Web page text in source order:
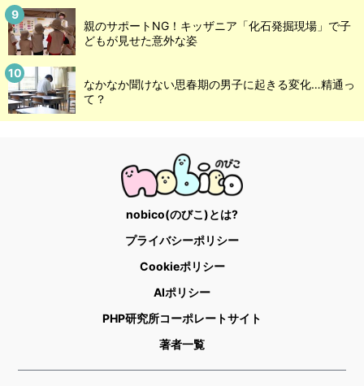
親のサポートNG！キッザニア「化石発掘現場」で子
どもが見せた意外な姿
なかなか聞けない思春期の男子に起きる変化…精通っ
て？
nobico(のびこ)とは?
プライバシーポリシー
Cookieポリシー
AIポリシー
PHP研究所コーポレートサイト
著者一覧